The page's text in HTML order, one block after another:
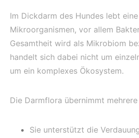
Im Dickdarm des Hundes lebt
Mikroorganismen, vor allem
Gesamtheit wird als Mikrobiom
handelt sich dabei nicht um
um ein komplexes Ökosystem.
Die Darmflora übernimmt
Sie unterstützt die